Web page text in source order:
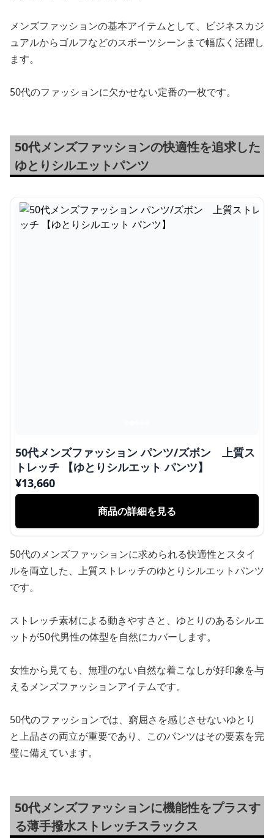
メンズファッションの基本アイテムとして、ビジネスカジ
ュアルからゴルフなどのスポーツシーンまで幅広く活躍し
ます。
50代のファッションに欠かせない定番の一枚です。
50代メンズファッションの快適性を追求した
ゆとりシルエットパンツ
50代メンズファッション パンツ/ズボン 上質ス
トレッチ 【ゆとりシルエット パンツ】
¥13,660
商品の詳細を見る
50代のメンズファッションに求められる快適性とスタイ
ルを両立した、上質ストレッチのゆとりシルエットパンツ
です。
ストレッチ素材による動きやすさと、ゆとりのあるシルエ
ットが50代男性の体型を自然にカバーします。
女性から見ても、無理のない自然な着こなしが好印象を与
えるメンズファッションアイテムです。
50代のファッションでは、窮屈さを感じさせないゆとり
と上品さの両立が重要であり、このパンツはその要素を完
璧に備えています。
50代メンズファッションに機能性をプラスす
る薄手撥水ストレッチスラックス